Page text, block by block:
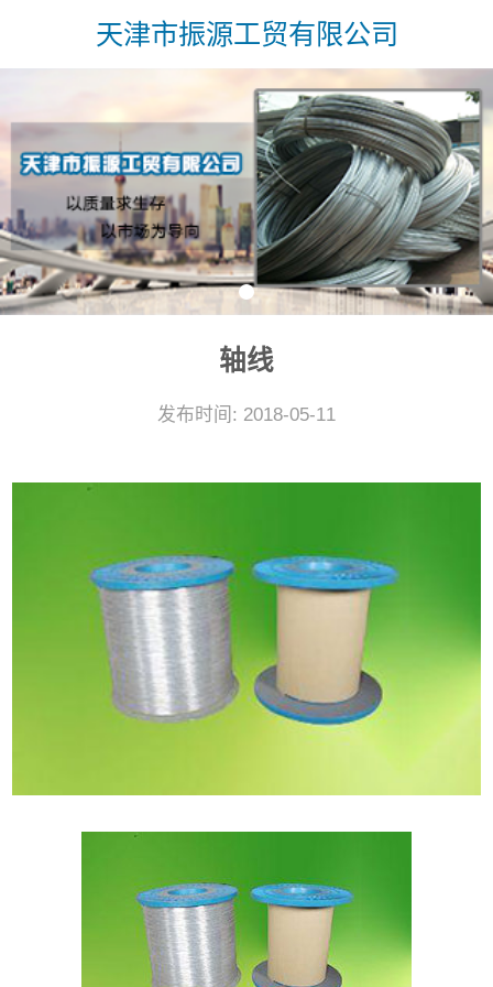
天津市振源工贸有限公司
轴线
发布时间: 2018-05-11